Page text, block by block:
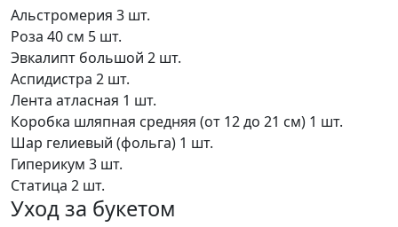
Альстромерия 3 шт.
Роза 40 см 5 шт.
Эвкалипт большой 2 шт.
Аспидистра 2 шт.
Лента атласная 1 шт.
Коробка шляпная средняя (от 12 до 21 см) 1 шт.
Шар гелиевый (фольга) 1 шт.
Гиперикум 3 шт.
Статица 2 шт.
Уход за букетом